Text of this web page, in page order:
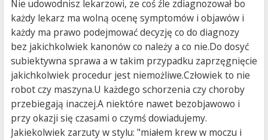
Nie udowodnisz lekarzowi, ze coś źle zdiagnozował bo
każdy lekarz ma wolną ocenę symptomów i objawów i
każdy ma prawo podejmować decyzję co do diagnozy
bez jakichkolwiek kanonów co należy a co nie.Do dosyć
subiektywna sprawa a w takim przypadku zaprzęgnięcie
jakichkolwiek procedur jest niemożliwe.Człowiek to nie
robot czy maszyna.U każdego schorzenia czy choroby
przebiegają inaczej.A niektóre nawet bezobjawowo i
przy okazji się czasami o czymś dowiadujemy.
Jakiekolwiek zarzuty w stylu: "miałem krew w moczu i